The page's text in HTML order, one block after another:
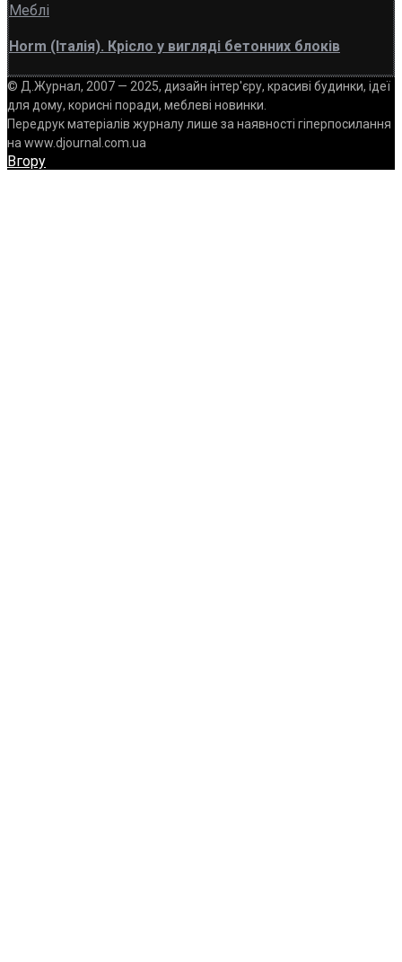
Меблі
Horm (Італія). Крісло у вигляді бетонних блоків
© Д.Журнал, 2007 — 2025, дизайн інтер'єру, красиві будинки, ідеї
для дому, корисні поради, меблеві новинки.
Передрук матеріалів журналу лише за наявності гіперпосилання
на www.djournal.com.ua
Вгору